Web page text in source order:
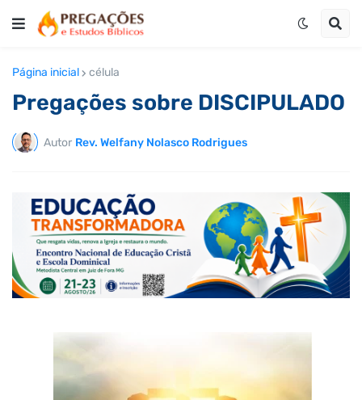
Página inicial célula
Pregações sobre DISCIPULADO
Autor Rev. Welfany Nolasco Rodrigues